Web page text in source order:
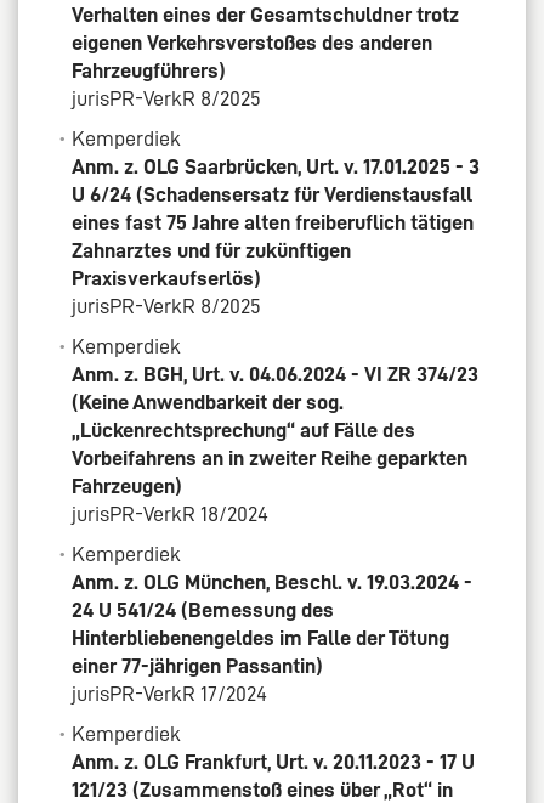
Verhalten eines der Gesamtschuldner trotz
eigenen Verkehrsverstoßes des anderen
Fahrzeugführers)
jurisPR-VerkR 8/2025
Kemperdiek
Anm. z. OLG Saarbrücken, Urt. v. 17.01.2025 - 3
U 6/24 (Schadensersatz für Verdienstausfall
eines fast 75 Jahre alten freiberuflich tätigen
Zahnarztes und für zukünftigen
Praxisverkaufserlös)
jurisPR-VerkR 8/2025
Kemperdiek
Anm. z. BGH, Urt. v. 04.06.2024 - VI ZR 374/23
(Keine Anwendbarkeit der sog.
„Lückenrechtsprechung“ auf Fälle des
Vorbeifahrens an in zweiter Reihe geparkten
Fahrzeugen)
jurisPR-VerkR 18/2024
Kemperdiek
Anm. z. OLG München, Beschl. v. 19.03.2024 -
24 U 541/24 (Bemessung des
Hinterbliebenengeldes im Falle der Tötung
einer 77-jährigen Passantin)
jurisPR-VerkR 17/2024
Kemperdiek
Anm. z. OLG Frankfurt, Urt. v. 20.11.2023 - 17 U
121/23 (Zusammenstoß eines über „Rot“ in